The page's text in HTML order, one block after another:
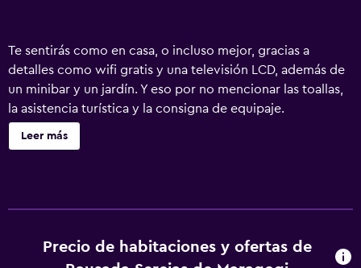
Te sentirás como en casa, o incluso mejor, gracias a
detalles como wifi gratis y una televisión LCD, además de
un minibar y un jardín. Y eso por no mencionar las toallas,
la asistencia turística y la consigna de equipaje.
Leer más
Precio de habitaciones y ofertas de